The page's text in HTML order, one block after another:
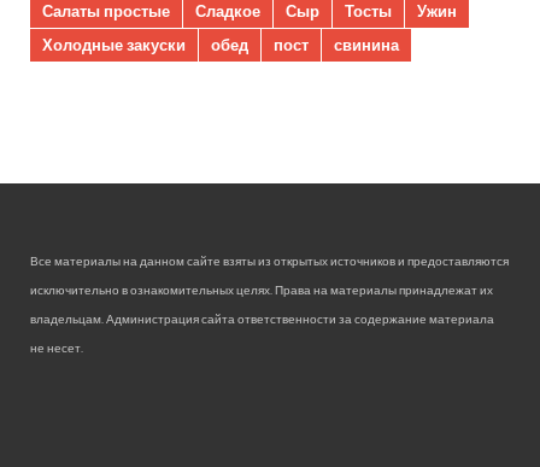
Салаты простые
Сладкое Сыр Тосты
Ужин
Холодные закуски
обед пост свинина
Все материалы на данном сайте взяты из открытых источников и предоставляются
исключительно в ознакомительных целях. Права на материалы принадлежат их
владельцам. Администрация сайта ответственности за содержание материала
не несет.